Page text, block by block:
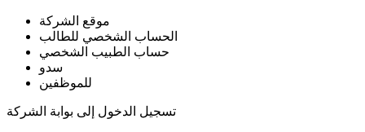
موقع الشركة
الحساب الشخصي للطالب
حساب الطبيب الشخصي
سدو
للموظفين
تسجيل الدخول إلى بوابة الشركة